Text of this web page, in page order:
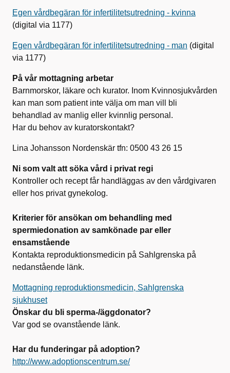
Egen vårdbegäran för infertilitetsutredning - kvinna
(digital via 1177)
Egen vårdbegäran för infertilitetsutredning - man (digital
via 1177)
På vår mottagning arbetar
Barnmorskor, läkare och kurator. Inom Kvinnosjukvården
kan man som patient inte välja om man vill bli
behandlad av manlig eller kvinnlig personal.
Har du behov av kuratorskontakt?
Lina Johansson Nordenskär tfn: 0500 43 26 15
Ni som valt att söka vård i privat regi
Kontroller och recept får handläggas av den vårdgivaren
eller hos privat gynekolog.
Kriterier för ansökan om behandling med
spermiedonation av samkönade par eller
ensamstående
Kontakta reproduktionsmedicin på Sahlgrenska på
nedanstående länk.
Mottagning reproduktionsmedicin, Sahlgrenska
sjukhuset
Önskar du bli sperma-/äggdonator?
Var god se ovanstående länk.
Har du funderingar på adoption?
http://www.adoptionscentrum.se/